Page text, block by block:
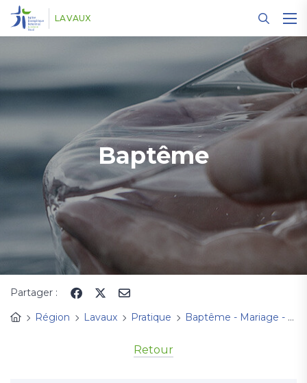
LAVAUX
Baptême
Partager :
Région
Lavaux Pratique Baptême - Mariage - Enterrement
Retour
Panneau de gestion des cookies